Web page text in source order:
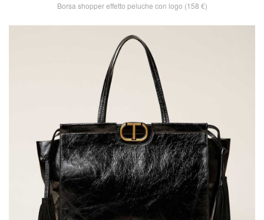
Borsa shopper effetto peluche con logo (158 €)